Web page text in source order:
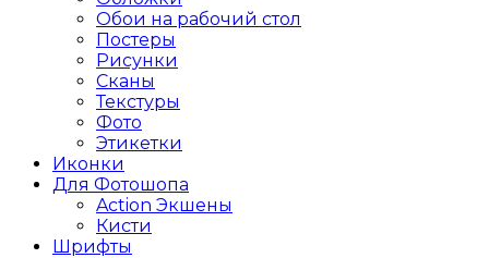
Обои на рабочий стол
Постеры
Рисунки
Сканы
Текстуры
Фото
Этикетки
Иконки
Для Фотошопа
Action Экшены
Кисти
Шрифты